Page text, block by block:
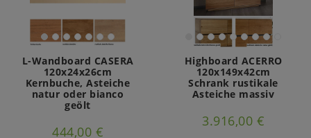
L-Wandboard CASERA
120x24x26cm
Kernbuche, Asteiche
natur oder bianco
geölt
444,00 €
Highboard ACERRO
120x149x42cm
Schrank rustikale
Asteiche massiv
3.916,00 €